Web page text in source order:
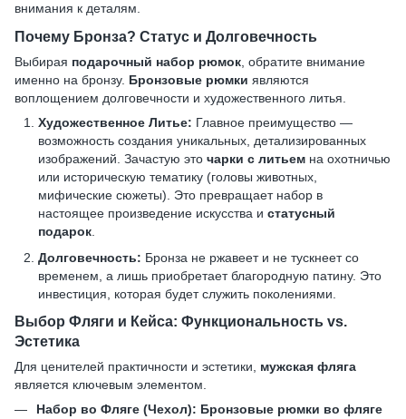
внимания к деталям.
Почему Бронза? Статус и Долговечность
Выбирая подарочный набор рюмок , обратите внимание
именно на бронзу. Бронзовые рюмки являются
воплощением долговечности и художественного литья.
Художественное Литье: Главное преимущество —
возможность создания уникальных, детализированных
изображений. Зачастую это чарки с литьем на охотничью
или историческую тематику (головы животных,
мифические сюжеты). Это превращает набор в
настоящее произведение искусства и статусный
подарок
Долговечность: Бронза не ржавеет и не тускнеет со
временем, а лишь приобретает благородную патину. Это
инвестиция, которая будет служить поколениями.
Выбор Фляги и Кейса: Функциональность vs.
Эстетика
Для ценителей практичности и эстетики, мужская фляга
является ключевым элементом.
Набор во Фляге (Чехол): Бронзовые рюмки во фляге